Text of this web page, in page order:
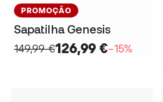
PROMOÇÃO
Sapatilha Genesis
149,99 €126,99 €−15%